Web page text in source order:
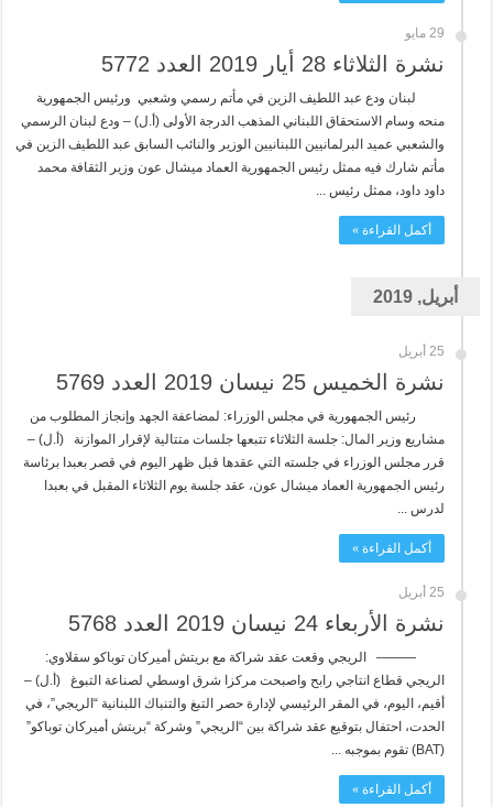
29 مايو
نشرة الثلاثاء 28 أيار 2019 العدد 5772
لبنان ودع عبد اللطيف الزين في مأتم رسمي وشعبي ورئيس الجمهورية
منحه وسام الاستحقاق اللبناني المذهب الدرجة الأولى (أ.ل) – ودع لبنان الرسمي
والشعبي عميد البرلمانيين اللبنانيين الوزير والنائب السابق عبد اللطيف الزين في
مأتم شارك فيه ممثل رئيس الجمهورية العماد ميشال عون وزير الثقافة محمد
داود داود، ممثل رئيس ...
أكمل القراءة »
أبريل, 2019
25 أبريل
نشرة الخميس 25 نيسان 2019 العدد 5769
رئيس الجمهورية في مجلس الوزراء: لمضاعفة الجهد وإنجاز المطلوب من
مشاريع وزير المال: جلسة الثلاثاء تتبعها جلسات متتالية لإقرار الموازنة (أ.ل) –
قرر مجلس الوزراء في جلسته التي عقدها قبل ظهر اليوم في قصر بعبدا برئاسة
رئيس الجمهورية العماد ميشال عون، عقد جلسة يوم الثلاثاء المقبل في بعبدا
لدرس ...
أكمل القراءة »
25 أبريل
نشرة الأربعاء 24 نيسان 2019 العدد 5768
——— الريجي وقعت عقد شراكة مع بريتش أميركان توباكو سقلاوي:
الريجي قطاع انتاجي رابح واصبحت مركزا شرق اوسطي لصناعة التبوغ (أ.ل) –
أقيم، اليوم، في المقر الرئيسي لإدارة حصر التبغ والتنباك اللبنانية “الريجي”، في
الحدت، احتفال بتوقيع عقد شراكة بين “الريجي” وشركة “بريتش أميركان توباكو”
(BAT) تقوم بموجبه ...
أكمل القراءة »